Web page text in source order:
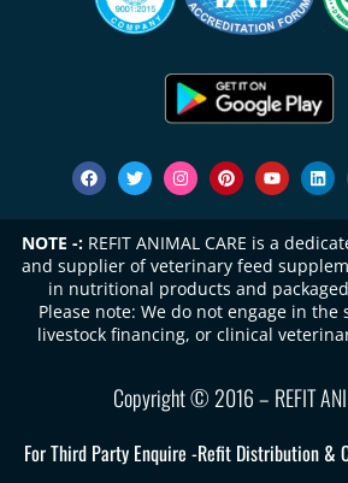
NOTE -: REFIT ANIMAL CARE is a
and supplier of veterinary feed
in nutritional products and
Please note: We do not engage in the
livestock financing, or clinical
Copyright © 2016 – REFIT
For Third Party Enquire -Refit Distribution &